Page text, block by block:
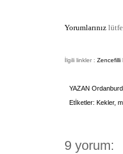
Yorumlarınız
İlgili linkler : Zencefilli
YAZAN
Etİketler: Kekler,
9 yorum: